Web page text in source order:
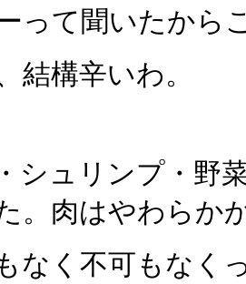
って聞いたから
結構辛いわ。
シュリンプ・野
。肉はやわらか
なく不可もなく